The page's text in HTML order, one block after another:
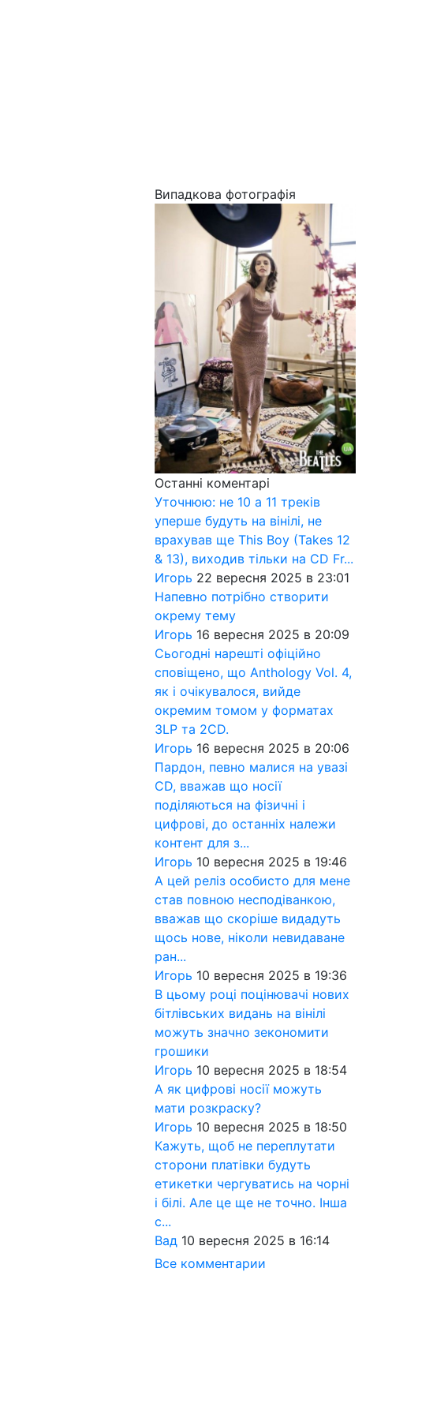
Випадкова фотографія
Останні коментарі
Уточнюю: не 10 а 11 треків
уперше будуть на вінілі, не
врахував ще This Boy (Takes 12
& 13), виходив тільки на CD Fr...
Игорь 22 вересня 2025 в 23:01
Напевно потрібно створити
окрему тему
Игорь 16 вересня 2025 в 20:09
Сьогодні нарешті офіційно
сповіщено, що Anthology Vol. 4,
як і очікувалося, вийде
окремим томом у форматах
3LP та 2CD.
Игорь 16 вересня 2025 в 20:06
Пардон, певно малися на увазі
CD, вважав що носії
поділяються на фізичні і
цифрові, до останніх належи
контент для з...
Игорь 10 вересня 2025 в 19:46
А цей реліз особисто для мене
став повною несподіванкою,
вважав що скоріше видадуть
щось нове, ніколи невидаване
ран...
Игорь 10 вересня 2025 в 19:36
В цьому році поцінювачі нових
бітлівських видань на вінілі
можуть значно зекономити
грошики
Игорь 10 вересня 2025 в 18:54
А як цифрові носії можуть
мати розкраску?
Игорь 10 вересня 2025 в 18:50
Кажуть, щоб не переплутати
сторони платівки будуть
етикетки чергуватись на чорні
і білі. Але це ще не точно. Інша
с...
Вад 10 вересня 2025 в 16:14
Все комментарии